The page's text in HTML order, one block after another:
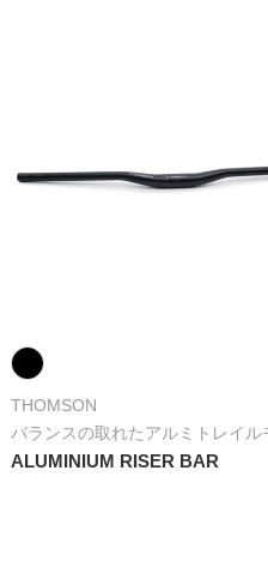
THOMSON
バランスの取れたアルミトレイル
ALUMINIUM RISER BAR